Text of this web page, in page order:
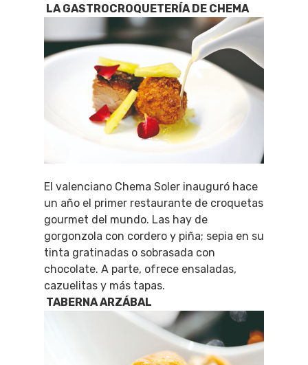
LA GASTROCROQUETERÍA DE CHEMA
El valenciano Chema Soler inauguró hace
un año el primer restaurante de croquetas
gourmet del mundo. Las hay de
gorgonzola con cordero y piña; sepia en su
tinta gratinadas o sobrasada con
chocolate. A parte, ofrece ensaladas,
cazuelitas y más tapas.
TABERNA ARZÁBAL